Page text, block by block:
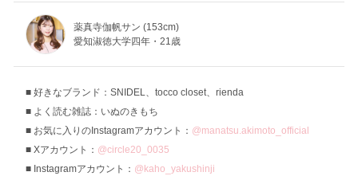
薬真寺伽帆サン (153cm)
愛知淑徳大学四年・21歳
好きなブランド：SNIDEL、tocco closet、rienda
よく読む雑誌：いぬのきもち
お気に入りのInstagramアカウント： @manatsu.akimoto_official
Xアカウント： @circle20_0035
Instagramアカウント： @kaho_yakushinji